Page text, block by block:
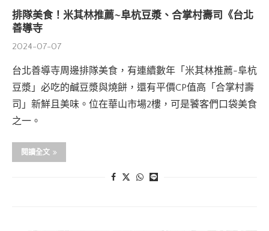
排隊美食！米其林推薦~阜杭豆漿、合掌村壽司《台北
善導寺
2024-07-07
台北善導寺周邊排隊美食，有連續數年「米其林推薦-阜杭
豆漿」必吃的鹹豆漿與燒餅，還有平價CP值高「合掌村壽
司」新鮮且美味。位在華山市場2樓，可是饕客們口袋美食
之一。
閱讀全文